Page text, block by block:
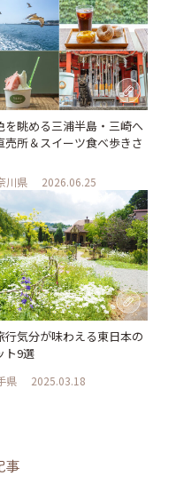
を眺める三浦半島・三崎へ
所＆スイーツ食べ歩きさ
川県 2026.06.25
行気分が味わえる東日本の
ト9選
県 2025.03.18
事